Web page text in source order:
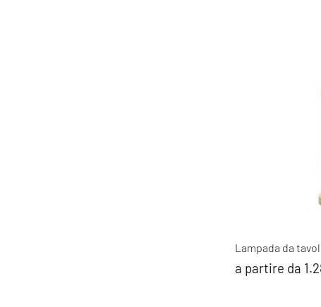
Lampada da
a partire da